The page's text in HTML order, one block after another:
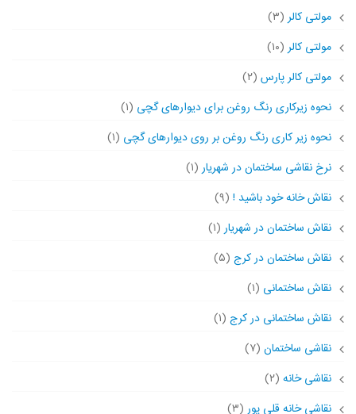
مولتی کالر(۳)
مولتی کالر(۱۰)
مولتی کالر پارس (۲)
نحوه زیرکاری رنگ روغن برای دیوارهای گچی (۱)
نحوه زیر کاری رنگ روغن بر روی دیوارهای گچی (۱)
نرخ نقاشی ساختمان در شهریار(۱)
نقاش خانه خود باشید ! (۹)
نقاش ساختمان در شهریار(۱)
نقاش ساختمان در کرج (۵)
نقاش ساختمانی (۱)
نقاش ساختمانی در کرج (۱)
نقاشی ساختمان (۷)
نقاشی خانه (۲)
نقاشی خانه قلی پور (۳)